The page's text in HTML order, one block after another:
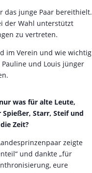
das junge Paar bereithielt.
der Wahl unterstützt
zu vertreten.
im Verein und wie wichtig
und Louis jünger
was für alte Leute,
Starr, Steif und
Zeit?
zeigte
und dankte „für
eure